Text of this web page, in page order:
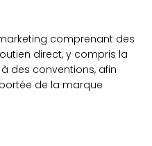
comprenant des
direct, y compris la
des conventions, afin
de la marque